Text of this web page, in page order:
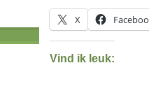
X
Vind ik leuk: